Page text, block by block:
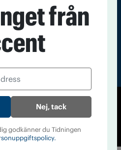
Accent 2026
från
Nej, tack
godkänner du Tidningen